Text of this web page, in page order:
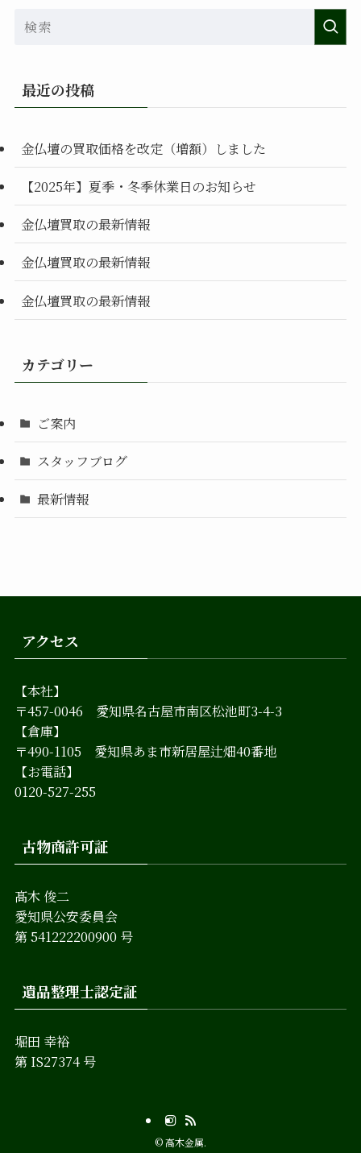
最近の投稿
金仏壇の買取価格を改定（増額）しました
【2025年】夏季・冬季休業日のお知らせ
金仏壇買取の最新情報
金仏壇買取の最新情報
金仏壇買取の最新情報
カテゴリー
ご案内
スタッフブログ
最新情報
アクセス
【本社】
〒457-0046 愛知県名古屋市南区松池町3-4-3
【倉庫】
〒490-1105 愛知県あま市新居屋辻畑40番地
【お電話】
0120-527-255
古物商許可証
髙木 俊二
愛知県公安委員会
第 541222200900 号
遺品整理士認定証
堀田 幸裕
第 IS27374 号
©高木金属.